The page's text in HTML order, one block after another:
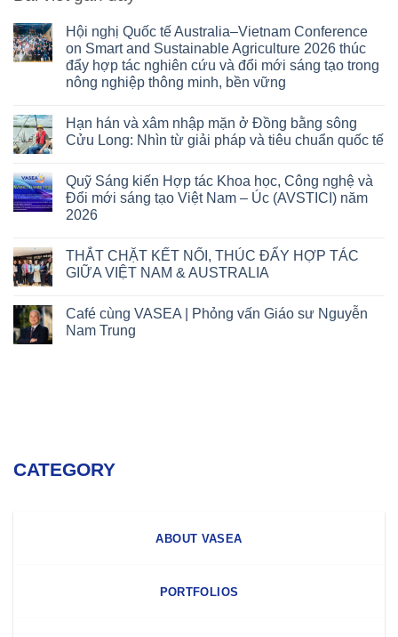
Hội nghị Quốc tế Australia–Vietnam Conference
on Smart and Sustainable Agriculture 2026 thúc
đẩy hợp tác nghiên cứu và đổi mới sáng tạo trong
nông nghiệp thông minh, bền vững
Hạn hán và xâm nhập mặn ở Đồng bằng sông
Cửu Long: Nhìn từ giải pháp và tiêu chuẩn quốc tế
Quỹ Sáng kiến Hợp tác Khoa học, Công nghệ và
Đổi mới sáng tạo Việt Nam – Úc (AVSTICI) năm
2026
THẮT CHẶT KẾT NỐI, THÚC ĐẨY HỢP TÁC
GIỮA VIỆT NAM & AUSTRALIA
Café cùng VASEA | Phỏng vấn Giáo sư Nguyễn
Nam Trung
CATEGORY
ABOUT VASEA
PORTFOLIOS